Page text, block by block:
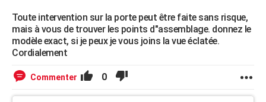
Bricolage
Lifestyle
Culture
Sport
Auto
Television
Voyage
Cinema
Toute intervention sur la porte peut être faite sans risque,
mais à vous de trouver les points d"assemblage. donnez le
modèle exact, si je peux je vous joins la vue éclatée.
Cordialement
Commenter 0